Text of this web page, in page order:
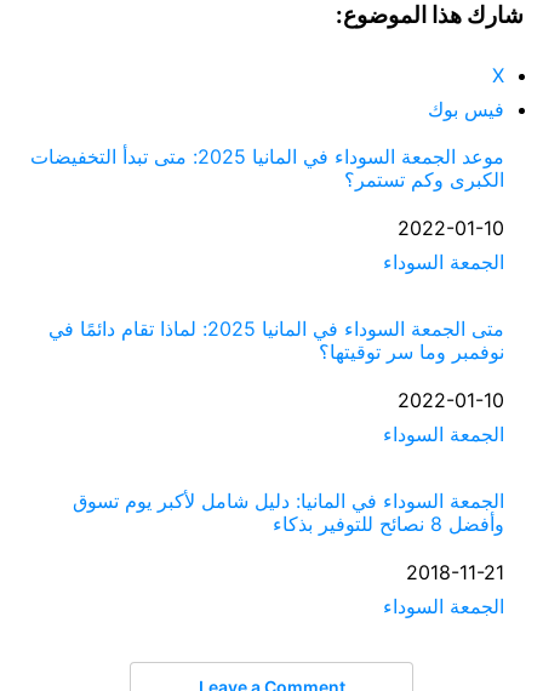
شارك هذا الموضوع:
X
فيس بوك
موعد الجمعة السوداء في المانيا 2025: متى تبدأ التخفيضات
الكبرى وكم تستمر؟
التاريخ
2022-01-10
في ما يتعلق بما يأتي
الجمعة السوداء
متى الجمعة السوداء في المانيا 2025: لماذا تقام دائمًا في
نوفمبر وما سر توقيتها؟
التاريخ
2022-01-10
في ما يتعلق بما يأتي
الجمعة السوداء
الجمعة السوداء في المانيا: دليل شامل لأكبر يوم تسوق
وأفضل 8 نصائح للتوفير بذكاء
التاريخ
2018-11-21
في ما يتعلق بما يأتي
الجمعة السوداء
Leave a Comment